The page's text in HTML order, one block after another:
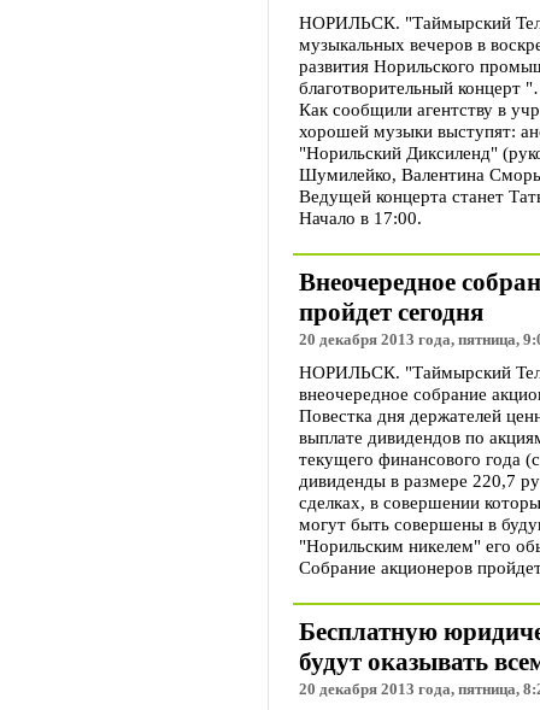
НОРИЛЬСК. "Таймырский
музыкальных вечеров в
развития Норильского
благотворительный концерт
Как сообщили агентству в
хорошей музыки выступят:
"Норильский Диксиленд"
Шумилейко, Валентина
Ведущей концерта станет
Начало в 17:00.
Внеочередное
пройдет сегодня
20 декабря 2013 года, пятница,
НОРИЛЬСК. "Таймырский
внеочередное собрание
Повестка дня держателей
выплате дивидендов по
текущего финансового года
дивиденды в размере 220,7
сделках, в совершении
могут быть совершены в
"Норильским никелем" его
Собрание акционеров
Бесплатную
будут оказывать
20 декабря 2013 года, пятница,